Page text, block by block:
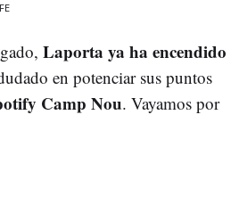
Laporta ya ha encendido
en potenciar sus puntos
Camp Nou. Vayamos por